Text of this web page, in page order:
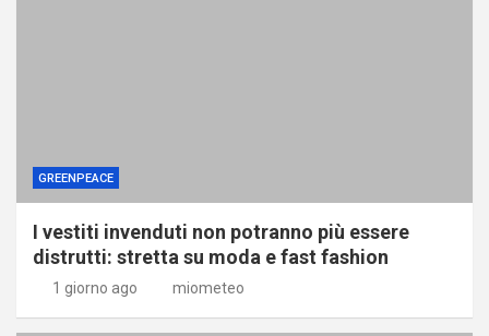
GREENPEACE
I vestiti invenduti non potranno più essere
distrutti: stretta su moda e fast fashion
1 giorno ago miometeo